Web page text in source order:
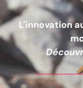
L'innovation